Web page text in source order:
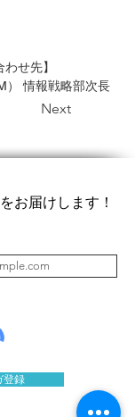
Next
せ先】
情報戦略部次長
お届けします！
登録